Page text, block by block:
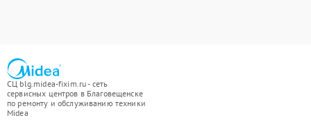
СЦ blg.midea-fixim.ru - сеть
сервисных центров в Благовещенске
по ремонту и обслуживанию техники
Midea